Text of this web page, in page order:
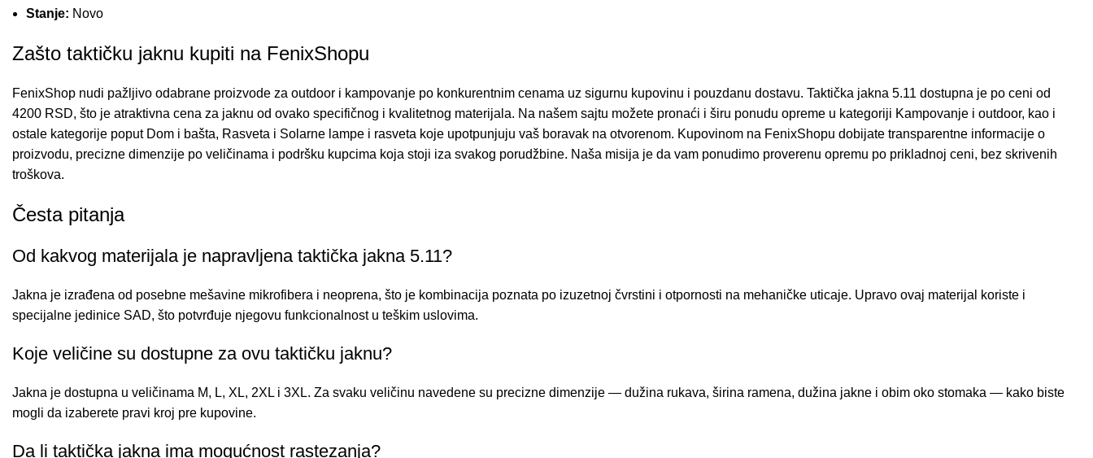
Stanje: Novo
Zašto taktičku jaknu kupiti na FenixShopu
FenixShop nudi pažljivo odabrane proizvode za outdoor i kampovanje po konkurentnim cenama uz sigurnu kupovinu i pouzdanu dostavu. Taktička jakna 5.11 dostupna je po ceni od
4200 RSD, što je atraktivna cena za jaknu od ovako specifičnog i kvalitetnog materijala. Na našem sajtu možete pronaći i širu ponudu opreme u kategoriji Kampovanje i outdoor, kao i
ostale kategorije poput Dom i bašta, Rasveta i Solarne lampe i rasveta koje upotpunjuju vaš boravak na otvorenom. Kupovinom na FenixShopu dobijate transparentne informacije o
proizvodu, precizne dimenzije po veličinama i podršku kupcima koja stoji iza svakog porudžbine. Naša misija je da vam ponudimo proverenu opremu po prikladnoj ceni, bez skrivenih
troškova.
Česta pitanja
Od kakvog materijala je napravljena taktička jakna 5.11?
Jakna je izrađena od posebne mešavine mikrofibera i neoprena, što je kombinacija poznata po izuzetnoj čvrstini i otpornosti na mehaničke uticaje. Upravo ovaj materijal koriste i
specijalne jedinice SAD, što potvrđuje njegovu funkcionalnost u teškim uslovima.
Koje veličine su dostupne za ovu taktičku jaknu?
Jakna je dostupna u veličinama M, L, XL, 2XL i 3XL. Za svaku veličinu navedene su precizne dimenzije — dužina rukava, širina ramena, dužina jakne i obim oko stomaka — kako biste
mogli da izaberete pravi kroj pre kupovine.
Da li taktička jakna ima mogućnost rastezanja?